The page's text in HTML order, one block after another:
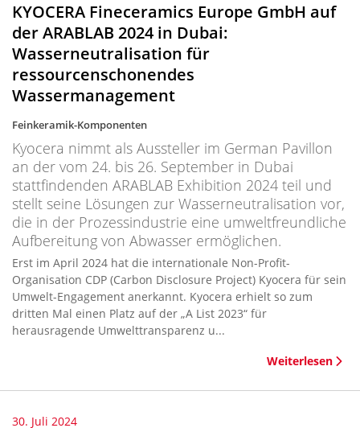
KYOCERA Fineceramics Europe GmbH auf
der ARABLAB 2024 in Dubai:
Wasserneutralisation für
ressourcenschonendes
Wassermanagement
Feinkeramik-Komponenten
Kyocera nimmt als Aussteller im German Pavillon
an der vom 24. bis 26. September in Dubai
stattfindenden ARABLAB Exhibition 2024 teil und
stellt seine Lösungen zur Wasserneutralisation vor,
die in der Prozessindustrie eine umweltfreundliche
Aufbereitung von Abwasser ermöglichen.
Erst im April 2024 hat die internationale Non-Profit-
Organisation CDP (Carbon Disclosure Project) Kyocera für sein
Umwelt-Engagement anerkannt. Kyocera erhielt so zum
dritten Mal einen Platz auf der „A List 2023“ für
herausragende Umwelttransparenz u...
Weiterlesen
30. Juli 2024